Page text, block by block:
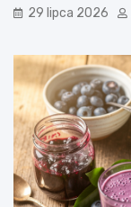
29 lipca 2026